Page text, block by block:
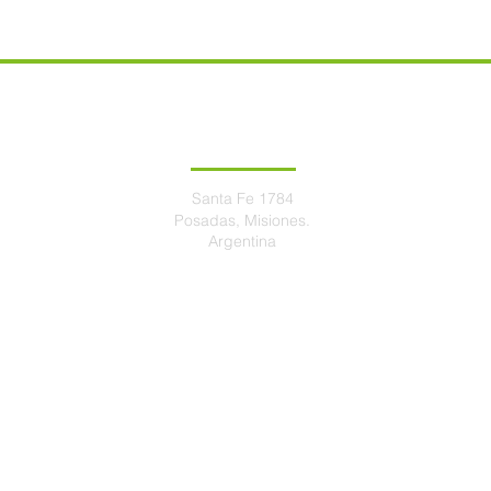
Santa Fe 1784
Posadas, Misiones.
Argentina